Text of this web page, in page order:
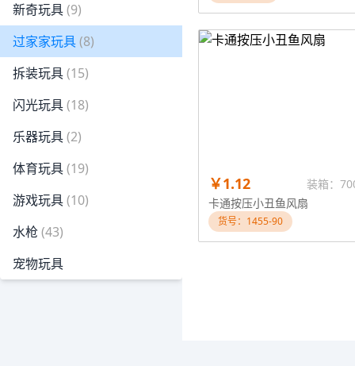
新奇玩具(9)
过家家玩具(8)
拆装玩具(15)
闪光玩具(18)
乐器玩具(2)
体育玩具(19)
游戏玩具(10)
水枪 (43)
宠物玩具
￥1.12
装箱：
卡通按压小丑鱼风扇
货号：1455-90